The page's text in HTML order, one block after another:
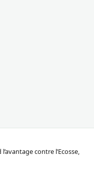
contre l’Ecosse,